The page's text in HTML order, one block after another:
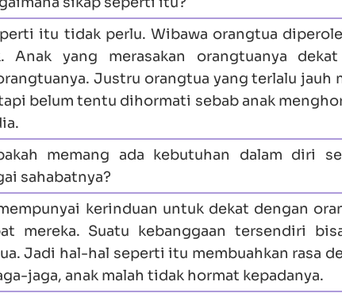
itu tidak perlu. Wibawa orangtua
Anak yang merasakan orangtuanya
Justru orangtua yang terlalu jauh
belum tentu dihormati sebab anak
memang ada kebutuhan dalam diri
sahabatnya?
kerinduan untuk dekat dengan
mereka. Suatu kebanggaan tersendiri
Jadi hal-hal seperti itu membuahkan rasa
jaga, anak malah tidak hormat kepadanya.